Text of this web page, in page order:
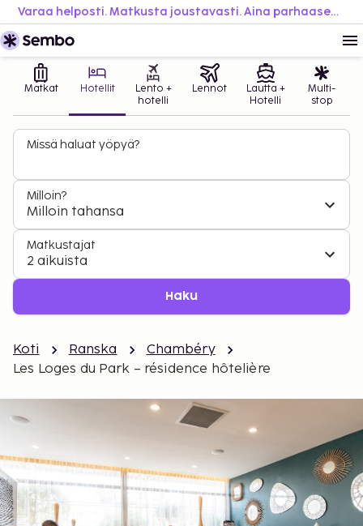
Varaa helposti. Matkusta joustavasti. Aina parhaaseen hintaan.
Matkat Hotellit
Lento +
hotelli
Lennot
Lautta +
Hotelli
Multi-
stop
Missä haluat yöpyä?
Milloin?
Milloin tahansa
Matkustajat
2 aikuista
Haku
Koti Ranska
Chambéry
Les Loges du Park – résidence hôtelière